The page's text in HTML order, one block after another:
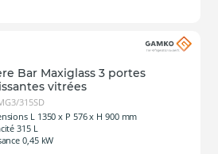
Bar Maxiglass 3 portes
vitrées
315SD
L 1350 x P 576 x H 900 mm
315 L
0,45 kW